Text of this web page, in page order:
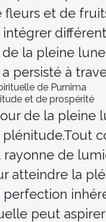
fleurs et de
de la pleine
persisté à
de Purnima
et de prospérité
de la pleine
de
atteindre la
perfection
peut